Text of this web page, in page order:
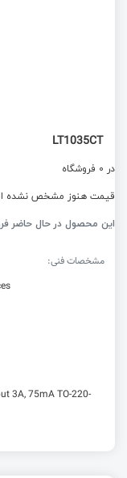
LT1035CT
در 0 فروشگاه
قیمت هنوز مشخص نشده
این محصول در حال حاضر
مشخصات فنی:
3A, 75mA TO-220-